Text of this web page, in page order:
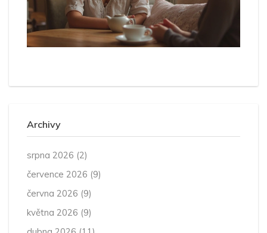
Archivy
srpna 2026 (2)
července 2026 (9)
června 2026 (9)
května 2026 (9)